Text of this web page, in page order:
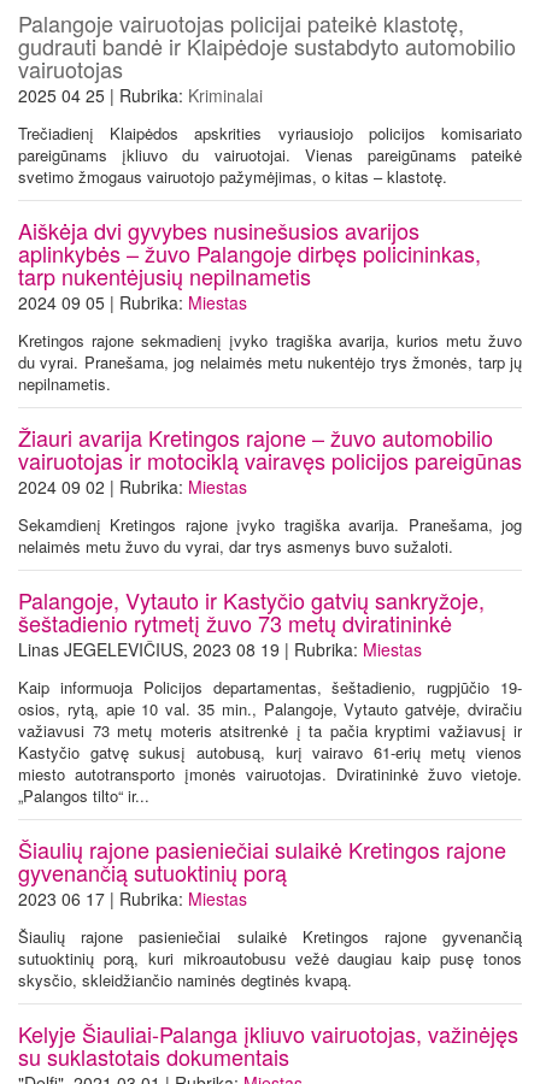
Palangoje vairuotojas policijai pateikė klastotę,
gudrauti bandė ir Klaipėdoje sustabdyto automobilio
vairuotojas
2025 04 25 | Rubrika: Kriminalai
Trečiadienį Klaipėdos apskrities vyriausiojo policijos komisariato
pareigūnams įkliuvo du vairuotojai. Vienas pareigūnams pateikė
svetimo žmogaus vairuotojo pažymėjimas, o kitas – klastotę.
Aiškėja dvi gyvybes nusinešusios avarijos
aplinkybės – žuvo Palangoje dirbęs policininkas,
tarp nukentėjusių nepilnametis
2024 09 05 | Rubrika: Miestas
Kretingos rajone sekmadienį įvyko tragiška avarija, kurios metu žuvo
du vyrai. Pranešama, jog nelaimės metu nukentėjo trys žmonės, tarp jų
nepilnametis.
Žiauri avarija Kretingos rajone – žuvo automobilio
vairuotojas ir motociklą vairavęs policijos pareigūnas
2024 09 02 | Rubrika: Miestas
Sekamdienį Kretingos rajone įvyko tragiška avarija. Pranešama, jog
nelaimės metu žuvo du vyrai, dar trys asmenys buvo sužaloti.
Palangoje, Vytauto ir Kastyčio gatvių sankryžoje,
šeštadienio rytmetį žuvo 73 metų dviratininkė
Linas JEGELEVIČIUS, 2023 08 19 | Rubrika: Miestas
Kaip informuoja Policijos departamentas, šeštadienio, rugpjūčio 19-
osios, rytą, apie 10 val. 35 min., Palangoje, Vytauto gatvėje, dviračiu
važiavusi 73 metų moteris atsitrenkė į ta pačia kryptimi važiavusį ir
Kastyčio gatvę sukusį autobusą, kurį vairavo 61-erių metų vienos
miesto autotransporto įmonės vairuotojas. Dviratininkė žuvo vietoje.
„Palangos tilto“ ir...
Šiaulių rajone pasieniečiai sulaikė Kretingos rajone
gyvenančią sutuoktinių porą
2023 06 17 | Rubrika: Miestas
Šiaulių rajone pasieniečiai sulaikė Kretingos rajone gyvenančią
sutuoktinių porą, kuri mikroautobusu vežė daugiau kaip pusę tonos
skysčio, skleidžiančio naminės degtinės kvapą.
Kelyje Šiauliai-Palanga įkliuvo vairuotojas, važinėjęs
su suklastotais dokumentais